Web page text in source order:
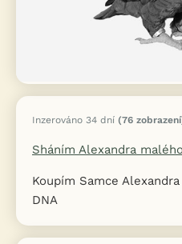
Inzerováno 34 dní (76
Sháním Alexandra malého
Koupím Samce
DNA